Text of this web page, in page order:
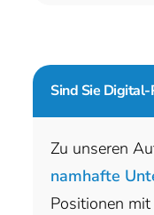
Sind Sie Digital-
Zu unseren
namhafte
Positionen